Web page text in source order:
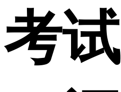
考试